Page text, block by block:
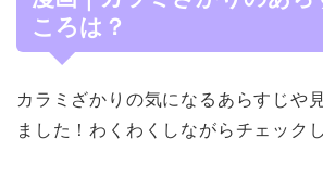
ころは？
カラミざかりの気になるあらすじや
ました！わくわくしながらチェック